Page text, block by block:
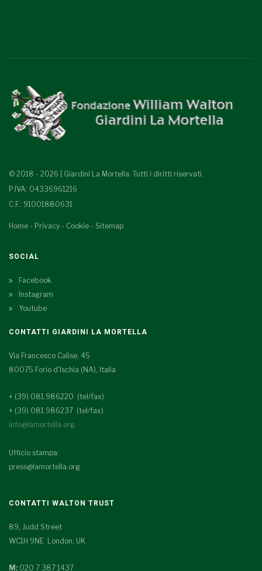
© 2018 - 2026 | Giardini La Mortella. Tutti i diritti riservati.
P.IVA: 04336961216
C.F.: 91001880631
Home - Privacy - Cookie - Sitemap
SOCIAL
Facebook
Instagram
Youtube
CONTATTI GIARDINI LA MORTELLA
Via Francesco Calise, 45
80075 Forio d'Ischia (NA), Italia
+ (39) 081.986220 (tel/fax)
+ (39) 081.986237 (tel/fax)
info@lamortella.org
Ufficio stampa:
press@lamortella.org
CONTATTI WALTON TRUST
89, Judd Street
WC1H 9NE London, UK
M: 020 7 387 1437